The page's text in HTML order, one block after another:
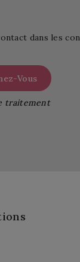
dans les
traitement